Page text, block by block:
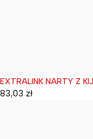
Wyprzedane
EXTRALINK NARTY Z
83,03 zł